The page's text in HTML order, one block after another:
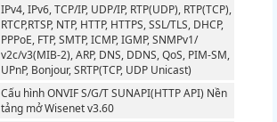
IPv4, IPv6, TCP/IP, UDP/IP, RTP(UDP), RTP(TCP),
RTCP,RTSP, NTP, HTTP, HTTPS, SSL/TLS, DHCP,
PPPoE, FTP, SMTP, ICMP, IGMP, SNMPv1/
v2c/v3(MIB-2), ARP, DNS, DDNS, QoS, PIM-SM,
UPnP, Bonjour, SRTP(TCP, UDP Unicast)
Cấu hình ONVIF S/G/T SUNAPI(HTTP API) Nền
tảng mở Wisenet v3.60